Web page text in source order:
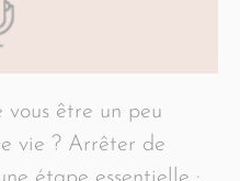
vous être un peu
vie ? Arrêter de